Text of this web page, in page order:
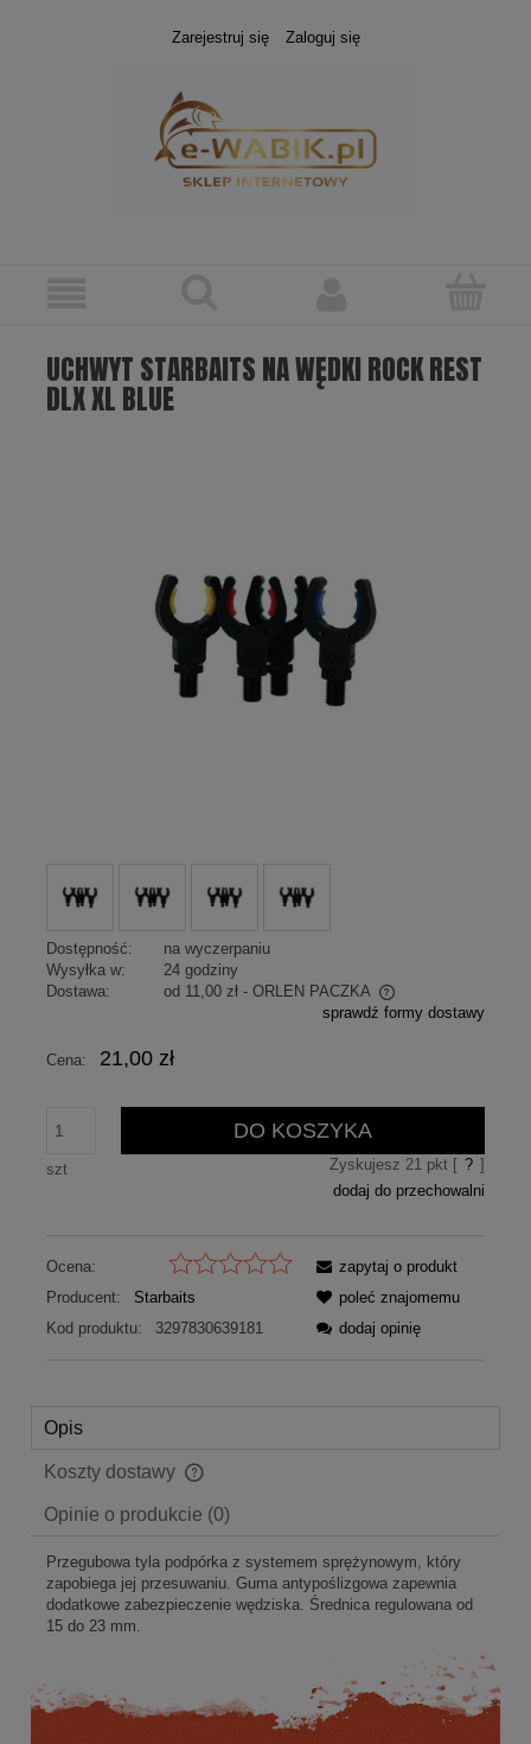
Zarejestruj się Zaloguj się
UCHWYT STARBAITS NA WĘDKI ROCK REST
DLX XL BLUE
Dostępność:
na wyczerpaniu
Wysyłka w:
24 godziny
Dostawa:
od 11,00 zł - ORLEN PACZKA
Cena nie zawiera ewentualnych kosztów płatności
sprawdź formy dostawy
Cena: 21,00 zł
szt
DO KOSZYKA
Zyskujesz 21pkt [ ? ]
dodaj do przechowalni
Ocena:
Producent:
Starbaits
Kod produktu:
3297830639181
zapytaj o produkt
poleć znajomemu
dodaj opinię
Opis
Koszty dostawy
Cena nie zawiera ewentualnych kosztów płatności
Opinie o produkcie (0)
Przegubowa tyla podpórka z systemem sprężynowym, który
zapobiega jej przesuwaniu. Guma antypoślizgowa zapewnia
dodatkowe zabezpieczenie wędziska. Średnica regulowana od
15 do 23 mm.